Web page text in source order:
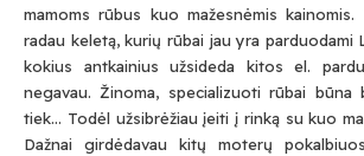
mamoms rūbus kuo mažesnėmis kainomis.
radau keletą, kurių rūbai jau yra parduodami
kokius antkainius užsideda kitos el.
negavau. Žinoma, specializuoti rūbai būna
tiek… Todėl užsibrėžiau įeiti į rinką su kuo
Dažnai girdėdavau kitų moterų